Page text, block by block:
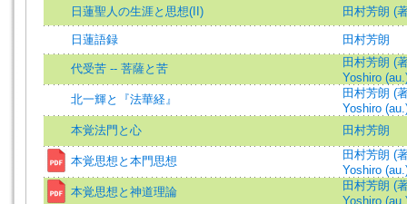
日蓮聖人の生涯と思想(II)
田村芳朗 (
日蓮語録 田村芳朗
代受苦 -- 菩薩と苦
田村芳朗 (
Yoshiro
北一輝と『法華経』
田村芳朗 (
Yoshiro
本覚法門と心
田村芳朗
本覚思想と本門思想
田村芳朗 (
Yoshiro
本覚思想と神道理論
田村芳朗 (
Yoshiro